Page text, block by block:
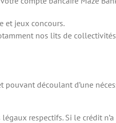
et jeux concours.
nos lits de collectivités
découlant d’une
respectifs. Si le crédit n’a